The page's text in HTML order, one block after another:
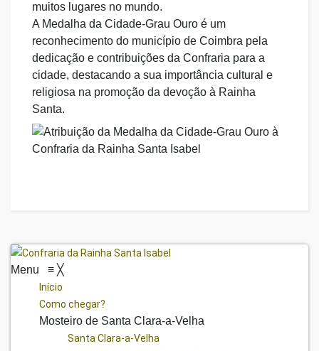
muitos lugares no mundo.
A Medalha da Cidade-Grau Ouro é um
reconhecimento do município de Coimbra pela
dedicação e contribuições da Confraria para a
cidade, destacando a sua importância cultural e
religiosa na promoção da devoção à Rainha
Santa.
Menu ≡ ╳
Início
Como chegar?
Mosteiro de Santa Clara-a-Velha
Santa Clara-a-Velha